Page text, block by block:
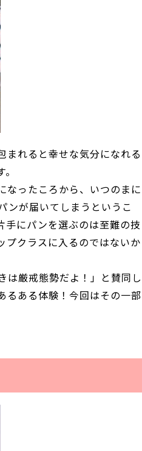
まれると幸せな気分になれる
なったころから、いつのまに
ンが届いてしまうというこ
手にパンを選ぶのは至難の技
プクラスに入るのではないか
は厳戒態勢だよ！」と賛同し
るある体験！今回はその一部